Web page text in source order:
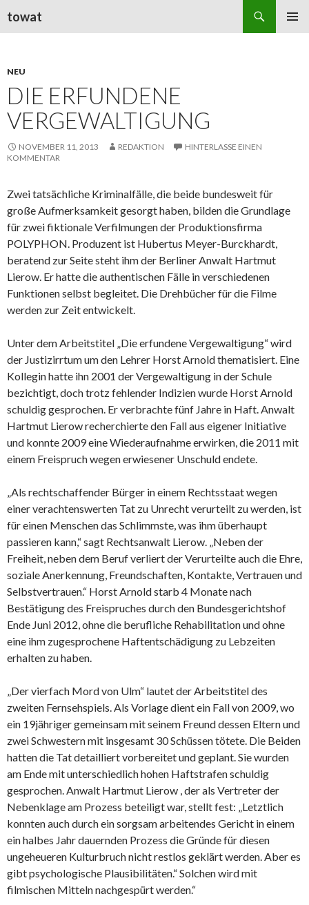
towat
NEU
DIE ERFUNDENE
VERGEWALTIGUNG
NOVEMBER 11, 2013 REDAKTION
HINTERLASSE EINEN
KOMMENTAR
Zwei tatsächliche Kriminalfälle, die beide bundesweit für
große Aufmerksamkeit gesorgt haben, bilden die Grundlage
für zwei fiktionale Verfilmungen der Produktionsfirma
POLYPHON. Produzent ist Hubertus Meyer-Burckhardt,
beratend zur Seite steht ihm der Berliner Anwalt Hartmut
Lierow. Er hatte die authentischen Fälle in verschiedenen
Funktionen selbst begleitet. Die Drehbücher für die Filme
werden zur Zeit entwickelt.
Unter dem Arbeitstitel „Die erfundene Vergewaltigung“ wird
der Justizirrtum um den Lehrer Horst Arnold thematisiert. Eine
Kollegin hatte ihn 2001 der Vergewaltigung in derSchule
bezichtigt, doch trotz fehlender Indizien wurde Horst Arnold
schuldig gesprochen. Er verbrachte fünf Jahre in Haft. Anwalt
Hartmut Lierow recherchierte den Fall aus eigener Initiative
und konnte 2009 eine Wiederaufnahme erwirken, die 2011 mit
einem Freispruch wegen erwiesener Unschuld endete.
„Als rechtschaffender Bürger in einem Rechtsstaat wegen
einer verachtenswerten Tat zu Unrecht verurteilt zu werden, ist
für einen Menschen das Schlimmste, was ihm überhaupt
passieren kann,“ sagt Rechtsanwalt Lierow. „Neben der
Freiheit, neben dem Berufverliert der Verurteilte auch die Ehre,
soziale Anerkennung, Freundschaften, Kontakte, Vertrauen und
Selbstvertrauen.“ Horst Arnold starb 4 Monate nach
Bestätigung des Freispruches durch den Bundesgerichtshof
Ende Juni 2012, ohne die berufliche Rehabilitation und ohne
eine ihm zugesprochene Haftentschädigung zu Lebzeiten
erhalten zu haben.
„Der vierfach Mord von Ulm“ lautet der Arbeitstitel des
zweiten Fernsehspiels. Als Vorlage dient ein Fall von 2009, wo
ein 19jähriger gemeinsam mit seinem Freund dessen Eltern und
zwei Schwestern mit insgesamt 30 Schüssen tötete. Die Beiden
hatten die Tat detailliert vorbereitet und geplant. Sie wurden
am Ende mit unterschiedlich hohen Haftstrafen schuldig
gesprochen. Anwalt Hartmut Lierow , der als Vertreter der
Nebenklage am Prozess beteiligt war, stellt fest: „Letztlich
konnten auch durch ein sorgsam arbeitendes Gericht in einem
ein halbes Jahr dauernden Prozess die Gründe für diesen
ungeheueren Kulturbruch nicht restlos geklärt werden. Aber es
gibt psychologische Plausibilitäten.“ Solchen wird mit
filmischen Mitteln nachgespürt werden.“